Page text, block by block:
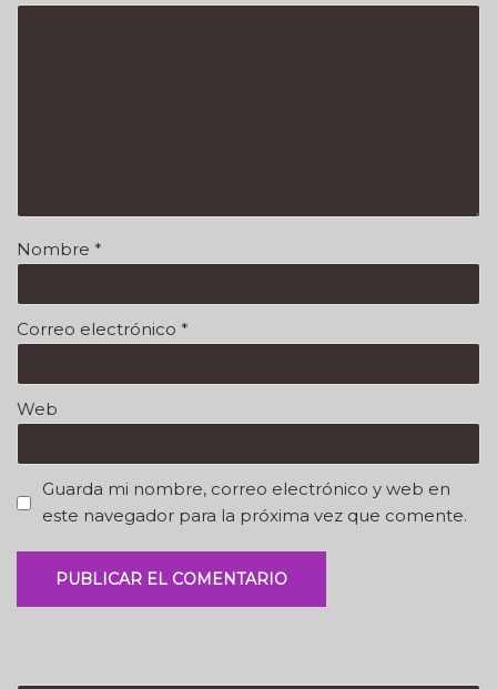
Nombre *
Correo electrónico *
Web
Guarda mi nombre, correo electrónico y web en
este navegador para la próxima vez que comente.